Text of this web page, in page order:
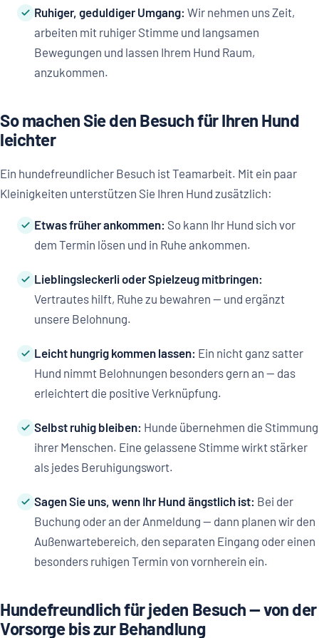
Ruhiger, geduldiger Umgang: Wir nehmen uns Zeit,
arbeiten mit ruhiger Stimme und langsamen
Bewegungen und lassen Ihrem Hund Raum,
anzukommen.
So machen Sie den Besuch für Ihren Hund
leichter
Ein hundefreundlicher Besuch ist Teamarbeit. Mit ein paar
Kleinigkeiten unterstützen Sie Ihren Hund zusätzlich:
Etwas früher ankommen: So kann Ihr Hund sich vor
dem Termin lösen und in Ruhe ankommen.
Lieblingsleckerli oder Spielzeug mitbringen:
Vertrautes hilft, Ruhe zu bewahren — und ergänzt
unsere Belohnung.
Leicht hungrig kommen lassen: Ein nicht ganz satter
Hund nimmt Belohnungen besonders gern an — das
erleichtert die positive Verknüpfung.
Selbst ruhig bleiben: Hunde übernehmen die Stimmung
ihrer Menschen. Eine gelassene Stimme wirkt stärker
als jedes Beruhigungswort.
Sagen Sie uns, wenn Ihr Hund ängstlich ist: Bei der
Buchung oder an der Anmeldung — dann planen wir den
Außenwartebereich, den separaten Eingang oder einen
besonders ruhigen Termin von vornherein ein.
Hundefreundlich für jeden Besuch — von der
Vorsorge bis zur Behandlung